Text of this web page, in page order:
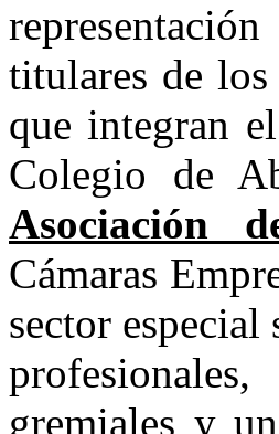
titulares de
que integran
Colegio de
Asociación
Cámaras
sector
gremiales y